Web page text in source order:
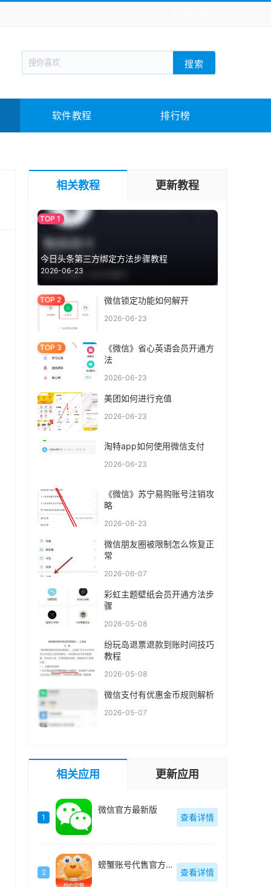
新闻阅读 旅游出行 生活实用
战棋游戏 枪战射击 模拟经营
教育教学 游戏娱乐 系统软件 素材下载
搜索
软件教程 排行榜
相关教程 更新教程
今日头条第三方绑定方法步骤教程
2026-06-23
微信锁定功能如何解开
2026-06-23
《微信》省心英语会员开通方
法
2026-06-23
美团如何进行充值
2026-06-23
淘特app如何使用微信支付
2026-06-23
《微信》苏宁易购账号注销攻
略
2026-06-23
微信朋友圈被限制怎么恢复正
常
2026-06-07
彩虹主题壁纸会员开通方法步
骤
2026-05-08
纷玩岛退票退款到账时间技巧
教程
2026-05-08
微信支付有优惠金币规则解析
2026-05-07
相关应用 更新应用
1
微信官方最新版
查看详情
2
螃蟹账号代售官方最新版
查看详情